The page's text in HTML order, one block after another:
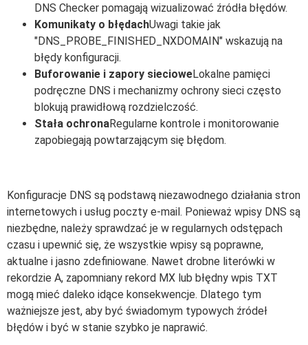
DNS Checker pomagają wizualizować źródła błędów.
Komunikaty o błędachUwagi takie jak
"DNS_PROBE_FINISHED_NXDOMAIN" wskazują na
błędy konfiguracji.
Buforowanie i zapory siecioweLokalne pamięci
podręczne DNS i mechanizmy ochrony sieci często
blokują prawidłową rozdzielczość.
Stała ochronaRegularne kontrole i monitorowanie
zapobiegają powtarzającym się błędom.
Konfiguracje DNS są podstawą niezawodnego działania stron
internetowych i usług poczty e-mail. Ponieważ wpisy DNS są
niezbędne, należy sprawdzać je w regularnych odstępach
czasu i upewnić się, że wszystkie wpisy są poprawne,
aktualne i jasno zdefiniowane. Nawet drobne literówki w
rekordzie A, zapomniany rekord MX lub błędny wpis TXT
mogą mieć daleko idące konsekwencje. Dlatego tym
ważniejsze jest, aby być świadomym typowych źródeł
błędów i być w stanie szybko je naprawić.